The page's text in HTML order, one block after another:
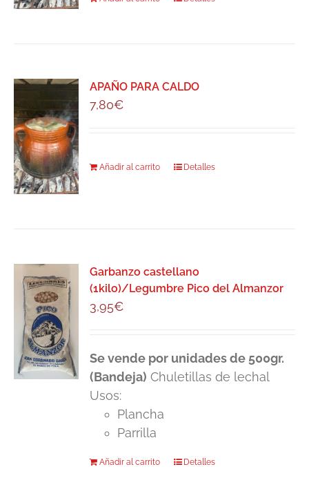
APAÑO PARA CALDO
7,80€
Añadir al carrito Detalles
Garbanzo castellano
(1kilo)/Legumbre Pico del Almanzor
3,95€
Se vende por unidades de 500gr.
(Bandeja) Chuletillas de lechal
Usos:
Plancha
Parrilla
Añadir al carrito Detalles